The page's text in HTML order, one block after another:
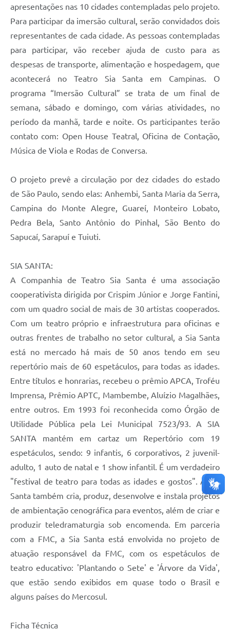
apresentações nas 10 cidades contempladas pelo projeto.
Para participar da imersão cultural, serão convidados dois
representantes de cada cidade. As pessoas contempladas
para participar, vão receber ajuda de custo para as
despesas de transporte, alimentação e hospedagem, que
acontecerá no Teatro Sia Santa em Campinas. O
programa “Imersão Cultural” se trata de um final de
semana, sábado e domingo, com várias atividades, no
período da manhã, tarde e noite. Os participantes terão
contato com: Open House Teatral, Oficina de Contação,
Música de Viola e Rodas de Conversa.
O projeto prevê a circulação por dez cidades do estado
de São Paulo, sendo elas: Anhembi, Santa Maria da Serra,
Campina do Monte Alegre, Guareí, Monteiro Lobato,
Pedra Bela, Santo Antônio do Pinhal, São Bento do
Sapucaí, Sarapuí e Tuiuti.
SIA SANTA:
A Companhia de Teatro Sia Santa é uma associação
cooperativista dirigida por Crispim Júnior e Jorge Fantini,
com um quadro social de mais de 30 artistas cooperados.
Com um teatro próprio e infraestrutura para oficinas e
outras frentes de trabalho no setor cultural, a Sia Santa
está no mercado há mais de 50 anos tendo em seu
repertório mais de 60 espetáculos, para todas as idades.
Entre títulos e honrarias, recebeu o prêmio APCA, Troféu
Imprensa, Prêmio APTC, Mambembe, Aluízio Magalhães,
entre outros. Em 1993 foi reconhecida como Órgão de
Utilidade Pública pela Lei Municipal 7523/93. A SIA
SANTA mantém em cartaz um Repertório com 19
espetáculos, sendo: 9 infantis, 6 corporativos, 2 juvenil-
adulto, 1 auto de natal e 1 show infantil. É um verdadeiro
"festival de teatro para todas as idades e gostos". A Sia
Santa também cria, produz, desenvolve e instala projetos
de ambientação cenográfica para eventos, além de criar e
produzir teledramaturgia sob encomenda. Em parceria
com a FMC, a Sia Santa está envolvida no projeto de
atuação responsável da FMC, com os espetáculos de
teatro educativo: 'Plantando o Sete' e 'Árvore da Vida',
que estão sendo exibidos em quase todo o Brasil e
alguns países do Mercosul.
Ficha Técnica